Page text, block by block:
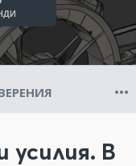
В